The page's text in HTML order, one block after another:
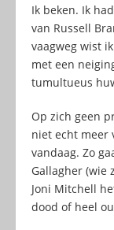
Ik beken. Ik
van Russell
vaagweg wist
met een
tumultueus
Op zich geen
niet echt meer
vandaag. Zo
Gallagher (wie
Joni Mitchell
dood of heel